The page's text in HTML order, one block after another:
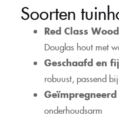
Soorten
Red Class Wood
Douglas hout met
Geschaafd en
robuust, passend
onderhoudsarm